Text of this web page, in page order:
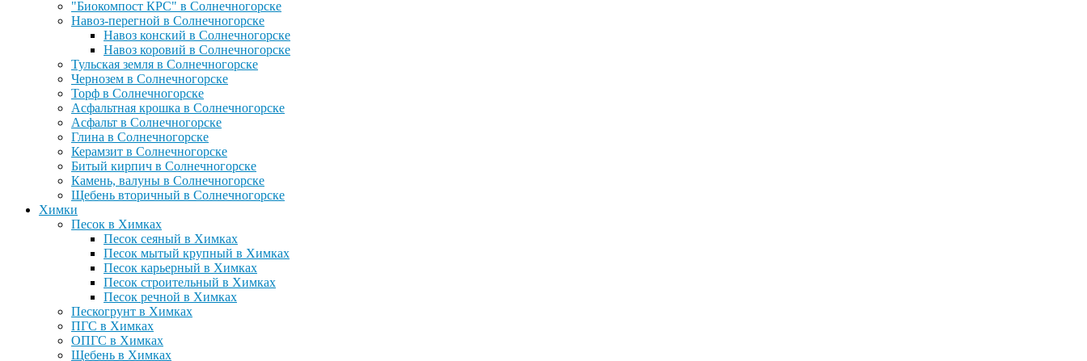
"Биокомпост КРС" в Солнечногорске
Навоз-перегной в Солнечногорске
Навоз конский в Солнечногорске
Навоз коровий в Солнечногорске
Тульская земля в Солнечногорске
Чернозем в Солнечногорске
Торф в Солнечногорске
Асфальтная крошка в Солнечногорске
Асфальт в Солнечногорске
Глина в Солнечногорске
Керамзит в Солнечногорске
Битый кирпич в Солнечногорске
Камень, валуны в Солнечногорске
Щебень вторичный в Солнечногорске
Химки
Песок в Химках
Песок сеяный в Химках
Песок мытый крупный в Химках
Песок карьерный в Химках
Песок строительный в Химках
Песок речной в Химках
Пескогрунт в Химках
ПГС в Химках
ОПГС в Химках
Щебень в Химках